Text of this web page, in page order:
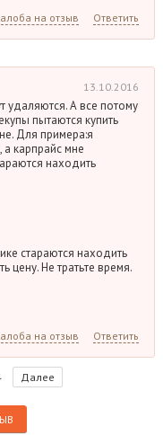
на отзыв Ответить
13.10.2016
удаляются. А все потому
пытаются купить
Для примера:я
а карпрайс мне
находить
стараются находить
цену. Не тратьте время.
на отзыв Ответить
Далее